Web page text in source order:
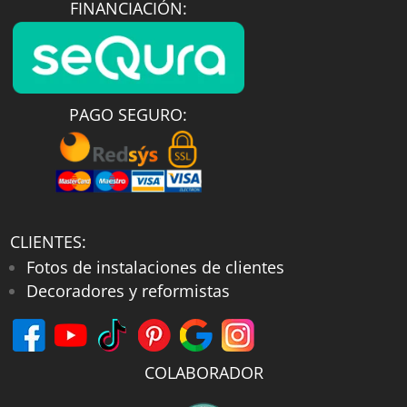
La instalación sobre la pared es muy
rápida gracias a las conexiones
excéntricas estándar de fontanería. Esto
te permite sustituir tu antiguo
equipamiento sin necesidad de realizar
obras complejas en tus azulejos. Nuestros
flexos cuentan con sistemas que resisten
Disponemos de opciones en acabados
brillante tradicional o el moderno negro
mate. Ambos tratamientos superficiales
FINANCIACIÓN:
PAGO SEGURO:
CLIENTES:
Fotos de instalaciones de clientes
Decoradores y reformistas
COLABORADOR